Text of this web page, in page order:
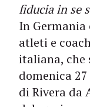
fiducia in se
In
atleti e
italiana, che
domenica
di Rivera da